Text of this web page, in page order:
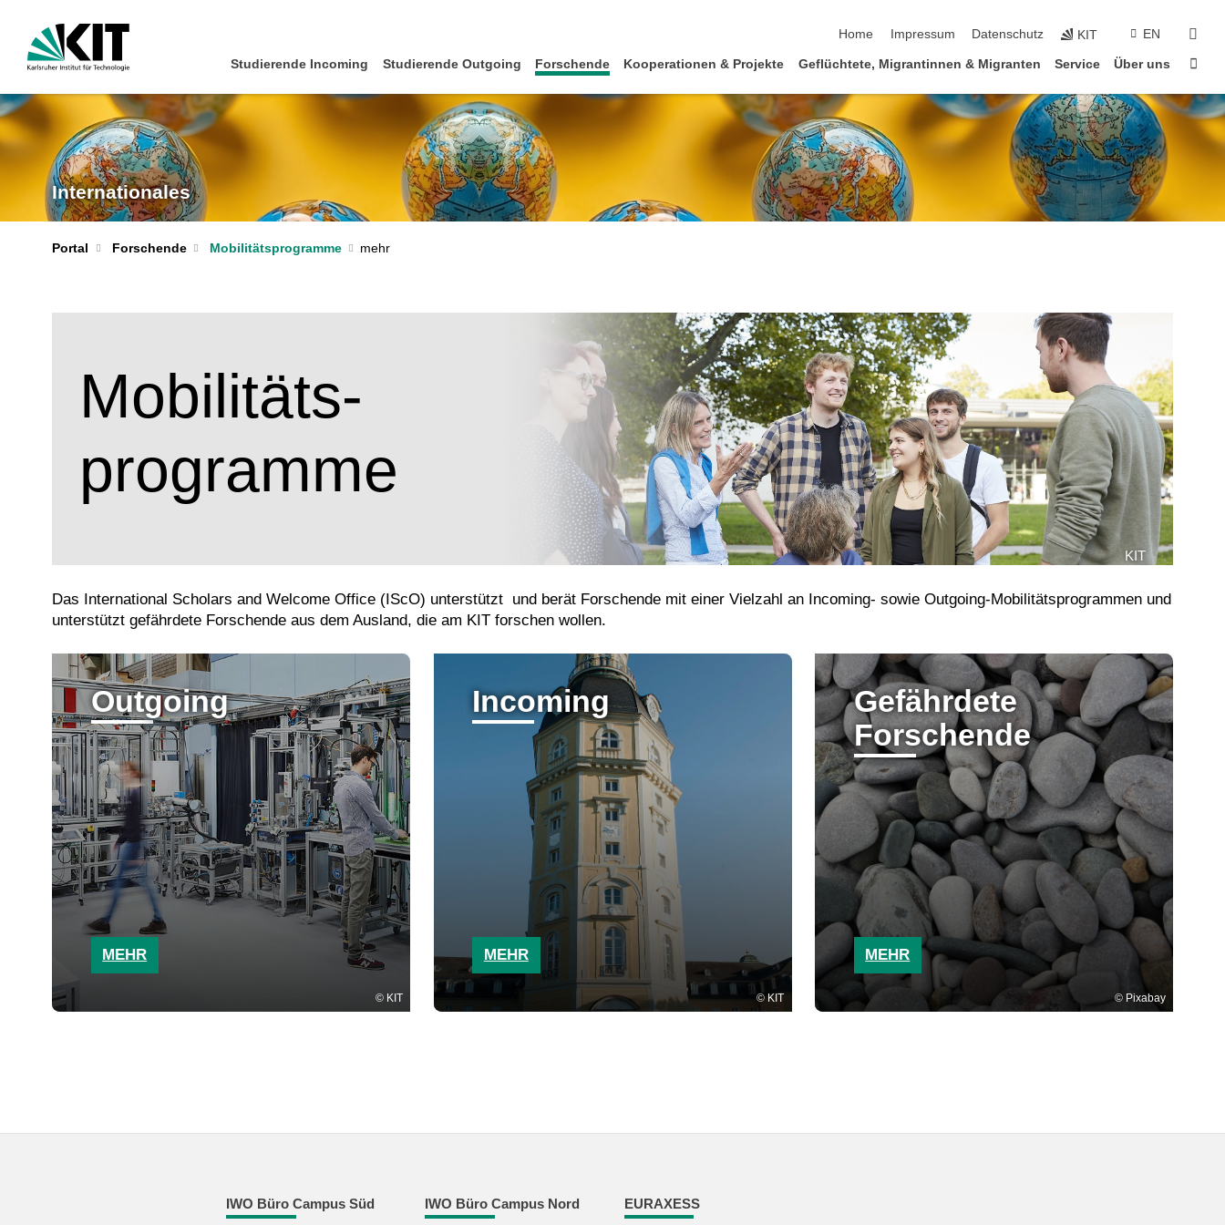
Home
Impressum Datenschutz KIT EN
Studierende Incoming Studierende Outgoing Forschende Kooperationen & Projekte Geflüchtete, Migrantinnen & Migranten Service Über uns
Internationales
Portal Forschende Mobilitätsprogramme
Mobilitäts-
programme
KIT
Das International Scholars and Welcome Office (IScO) unterstützt und berät Forschende mit einer Vielzahl an Incoming- sowie Outgoing-Mobilitätsprogrammen und
unterstützt gefährdete Forschende aus dem Ausland, die am KIT forschen wollen.
KIT
Outgoing
MEHR
KIT
Incoming
MEHR
Pixabay
Gefährdete
Forschende
MEHR
IWO Büro Campus Süd IWO Büro Campus Nord EURAXESS